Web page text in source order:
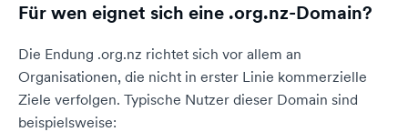
Für wen eignet sich eine .org.nz-Domain?
Die Endung .org.nz richtet sich vor allem an
Organisationen, die nicht in erster Linie kommerzielle
Ziele verfolgen. Typische Nutzer dieser Domain sind
beispielsweise: